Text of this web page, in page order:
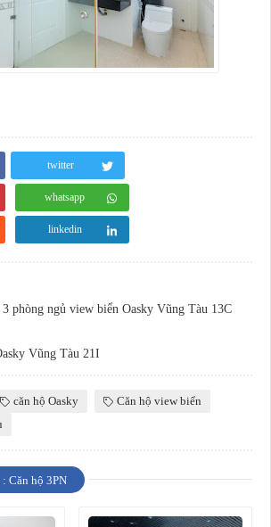
twitter
whatsapp
linkedin
phòng ngủ view biển Oasky Vũng Tàu 13C
Vũng Tàu 21I
căn hộ Oasky
Căn hộ view biển
Căn hộ 3PN